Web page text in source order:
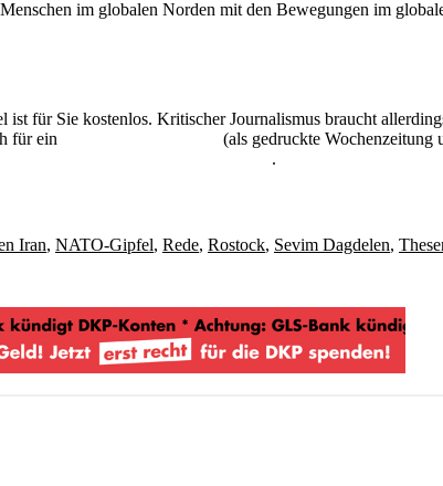
im globalen Norden mit den Bewegungen im
ist für Sie kostenlos. Kritischer Journalismus braucht
für ein
(als gedruckte
.
Iran, NATO-Gipfel, Rede, Rostock, Sevim Dagdelen,